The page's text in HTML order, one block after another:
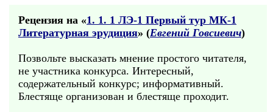
Рецензия на «1. 1. 1 ЛЭ-1 Первый тур МК-1
Литературная эрудиция» (Евгений Говсиевич)
Позвольте высказать мнение простого читателя,
не участника конкурса. Интересный,
содержательный конкурс; информативный.
Блестяще организован и блестяще проходит.